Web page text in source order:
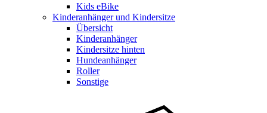
Kids eBike
Kinderanhänger und Kindersitze
Übersicht
Kinderanhänger
Kindersitze hinten
Hundeanhänger
Roller
Sonstige